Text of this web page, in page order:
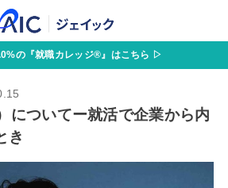
の『就職カレッジ®』はこちら ▷
についてー就活で企業から内
き